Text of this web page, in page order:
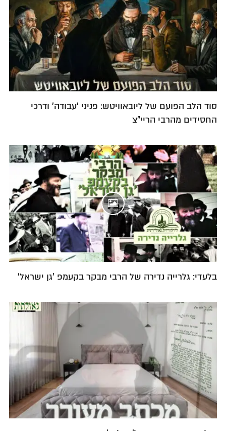
סוד הלב הפועם של ליובאוויטש: פניני 'עבודה' ודרכי
החסידים מהרבי הריי"צ
בלעדי: גלרייה נדירה של הרבי מבקר בקעמפ 'גן ישראל'